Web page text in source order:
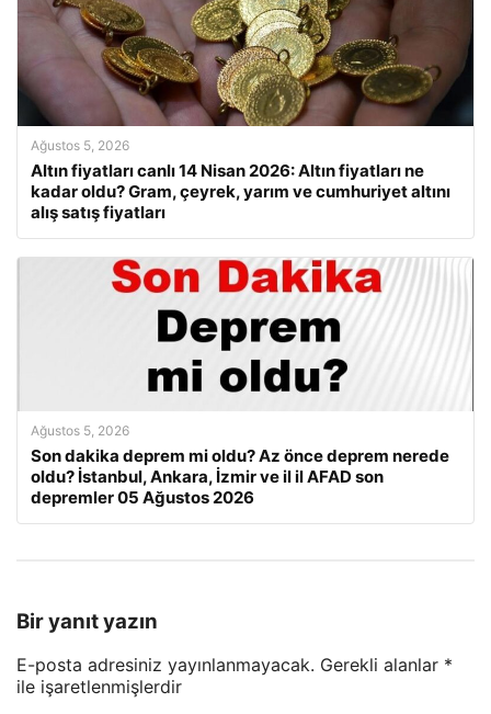
Ağustos 5, 2026
Altın fiyatları canlı 14 Nisan 2026: Altın fiyatları ne
kadar oldu? Gram, çeyrek, yarım ve cumhuriyet altını
alış satış fiyatları
Ağustos 5, 2026
Son dakika deprem mi oldu? Az önce deprem nerede
oldu? İstanbul, Ankara, İzmir ve il il AFAD son
depremler 05 Ağustos 2026
Bir yanıt yazın
E-posta adresiniz yayınlanmayacak. Gerekli alanlar *
ile işaretlenmişlerdir